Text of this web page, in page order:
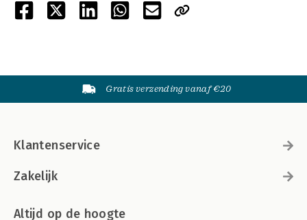
Gratis verzending vanaf €20
Klantenservice
Zakelijk
Altijd op de hoogte